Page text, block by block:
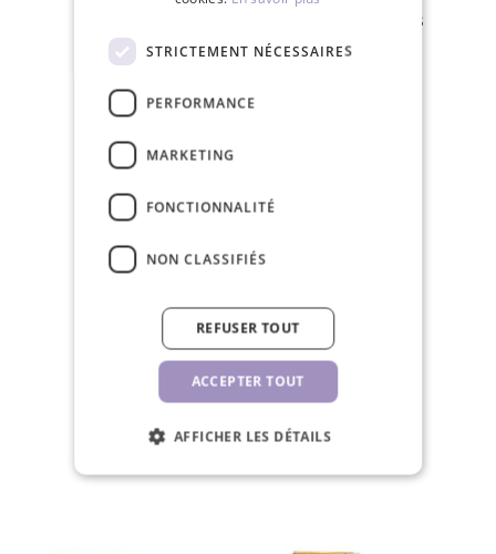
Livraison gratuite pour les commandes
de plus de 150€
Nous expédions en 24 heures les jours
Politique de retour dans les 30 jours
STRICTEMENT NÉCESSAIRES
PERFORMANCE
MARKETING
FONCTIONNALITÉ
NON CLASSIFIÉS
ACCEPTER TOUT
REFUSER TOUT
AFFICHER LES DÉTAILS